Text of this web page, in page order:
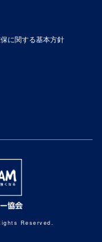
に関する基本方針
Reserved.